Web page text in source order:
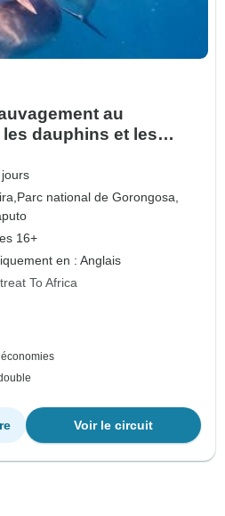
au
dauphins et les
Parc national de Gorongosa,
16+
en : Anglais
To Africa
Voir le circuit